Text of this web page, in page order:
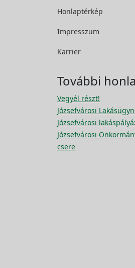
Honlaptérkép
Impresszum
Karrier
További
Vegyél részt!
Józsefvárosi
Józsefvárosi
Józsefvárosi
csere